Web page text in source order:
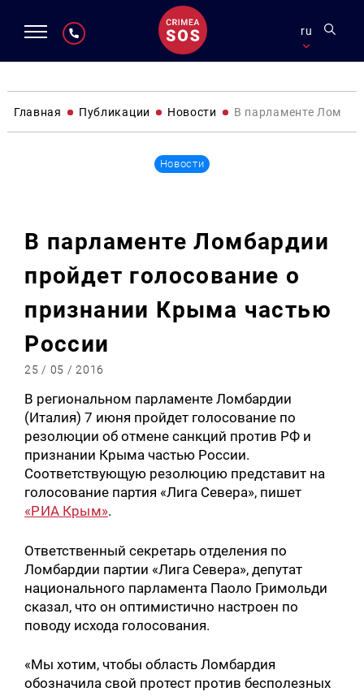
ru
Главная Публикации Новости В парламенте
Новости
В парламенте Ломбардии
пройдет голосование о
признании Крыма частью
России
25 / 05 / 2016
В региональном парламенте Ломбардии
(Италия) 7 июня пройдет голосование по
резолюции об отмене санкций против РФ и
признании Крыма частью России.
Соответствующую резолюцию представит на
голосование партия «Лига Севера», пишет
«РИА Крым».
Ответственный секретарь отделения по
Ломбардии партии «Лига Севера», депутат
национального парламента Паоло Гримольди
сказал, что он оптимистично настроен по
поводу исхода голосования.
«Мы хотим, чтобы область Ломбардия
обозначила свой протест против бесполезных